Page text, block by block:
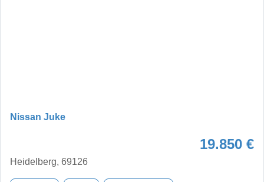
Nissan Juke
19.850 €
Heidelberg, 69126